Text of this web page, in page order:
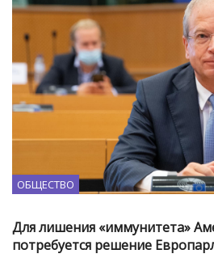
ОБЩЕСТВО
Для лишения «иммунитета»
потребуется решение